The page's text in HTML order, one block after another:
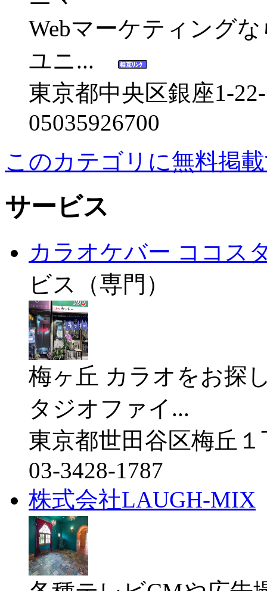
Webマーケティング
ユニ...
東京都中央区銀座1-
05035926700
このカテゴリに無料掲
サービス
カラオケバー ココス
ビス（専門）
梅ヶ丘 カラオをお探
タジオファイ...
東京都世田谷区梅丘
03-3428-1787
株式会社LAUGH-MIX